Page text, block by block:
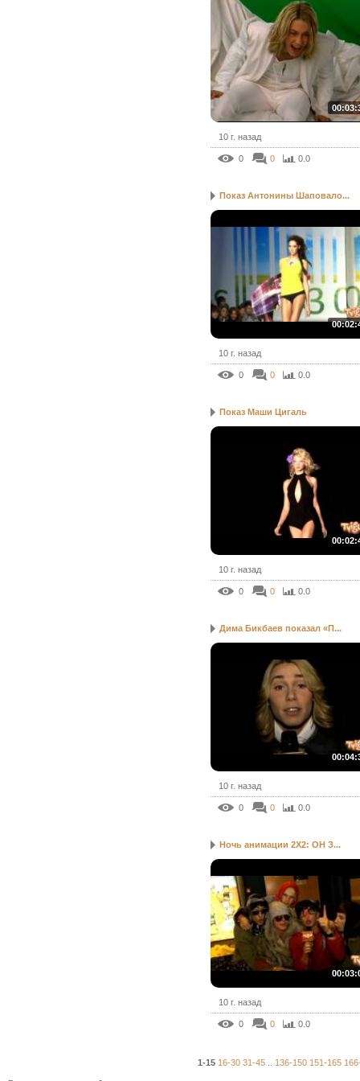
10 г. назад
0 0 0.0
Показ Антонины Шаповало...
10 г. назад
0 0 0.0
Показ Маши Цигаль
10 г. назад
0 0 0.0
Дима Бикбаев показал «П...
10 г. назад
0 0 0.0
Ночь анимации 2Х2: ОН З...
10 г. назад
0 0 0.0
1-15 16-30 31-45 136-150 151-165